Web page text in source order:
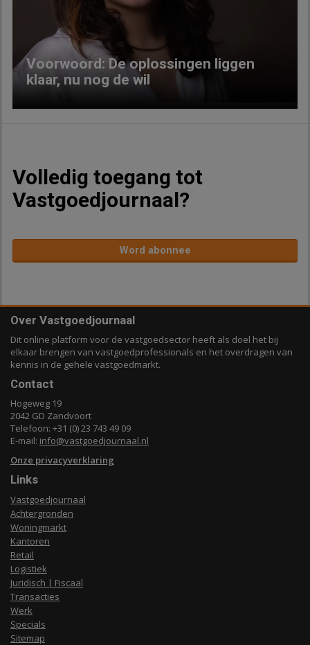
Voorwoord: De oplossingen liggen
klaar, nu nog de wil
Volledig toegang tot
Vastgoedjournaal?
Word abonnee
Over Vastgoedjournaal
Dit online platform voor de vastgoedsector heeft als doel het bij
elkaar brengen van vastgoedprofessionals en het overdragen van
kennis in de gehele vastgoedmarkt.
Contact
Hogeweg 19
2042 GD Zandvoort
Telefoon: +31 (0) 23 743 49 09
E-mail: info@vastgoedjournaal.nl
Onze privacyverklaring
Links
Vastgoedjournaal
Achtergronden
Woningmarkt
Kantoren
Retail
Logistiek
Juridisch | Fiscaal
Transacties
Werk
Specials
Sitemap